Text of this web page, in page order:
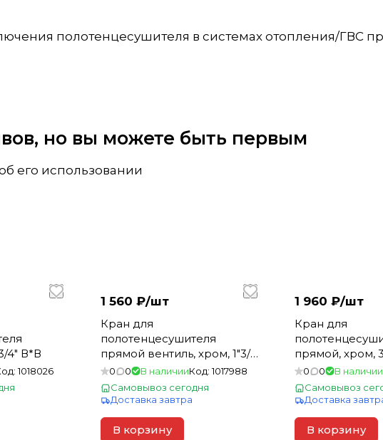
полотенцесушителя в системах отопления/ГВС
но вы можете быть первым
его использовании
4" В*В
1018026
1 560 ₽/шт
Кран для
полотенцесушителя
прямой вентиль, хром, 1"3/4"
В*В
0 0 В наличииКод:1017988
Самовывоз сегодня
Доставка завтра
В корзину
1 960 ₽/шт
Кран для
прямой, хром,
0 0 В наличии
Самовывоз
Доставка
В корзину